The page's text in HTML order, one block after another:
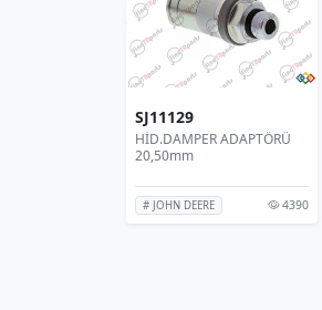
SJ11129
HİD.DAMPER ADAPTÖRÜ
20,50mm
# JOHN DEERE 4390